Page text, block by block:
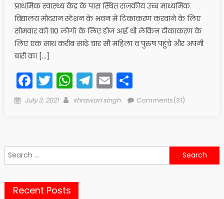
प्राथमिक स्वास्थ्य केंद्र के पास स्थित राजकीय उच्च माध्यमिक
विद्यालय मोदरान स्टेशन के भवन में टिकाकरण करवाने के लिए
सोमवार को 110 लोगों के लिए डोज आई थी लेकिन टीकाकरण के
लिए एक साथ करीब साढ़े चार सौ महिला व पुरुष पहुंचे और अपनी
बारी का […]
Facebook
Twitter
WhatsApp
Telegram
EmailShare
Posted
July 3, 2021 Author
shrawan singh Comments(31)
Search
for:
Recent Posts